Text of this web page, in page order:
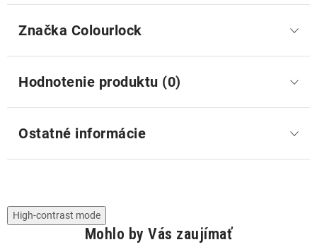
Značka Colourlock
Hodnotenie produktu (0)
Ostatné informácie
High-contrast mode
Mohlo by Vás zaujímať